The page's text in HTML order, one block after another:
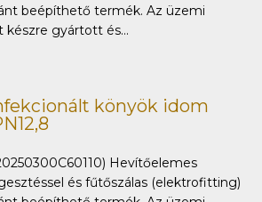
beépíthető termék. Az üzemi
gyártott és...
könyök idom
Hevítőelemes
és fűtőszálas (elektrofitting)